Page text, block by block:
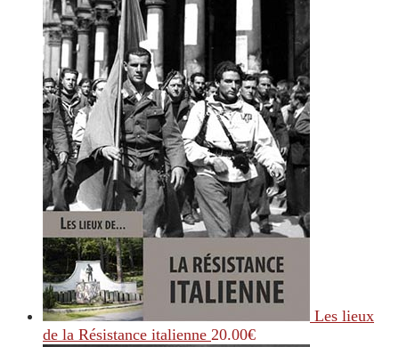
Les lieux
de la Résistance italienne 20.00€